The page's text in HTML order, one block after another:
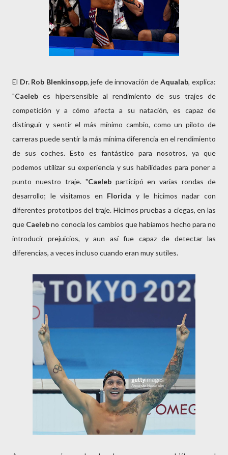
El Dr. Rob Blenkinsopp, jefe de innovación deAqualab, explica:
"Caeleb es hipersensible al rendimiento de sus trajes de
competición y a cómo afecta a su natación, es capaz de
distinguir y sentir el más mínimo cambio, como un piloto de
carreras puede sentir la más mínima diferencia en el rendimiento
de sus coches. Esto es fantástico para nosotros, ya que
podemos utilizar su experiencia y sus habilidades para poner a
punto nuestro traje. "Caelebparticipó en varias rondas de
desarrollo; le visitamos en Florida y le hicimos nadar con
diferentes prototipos del traje. Hicimos pruebas a ciegas, en las
que Caelebno conocía los cambios que habíamos hecho para no
introducir prejuicios, y aun así fue capaz de detectar las
diferencias, a veces incluso cuando eran muy sutiles.